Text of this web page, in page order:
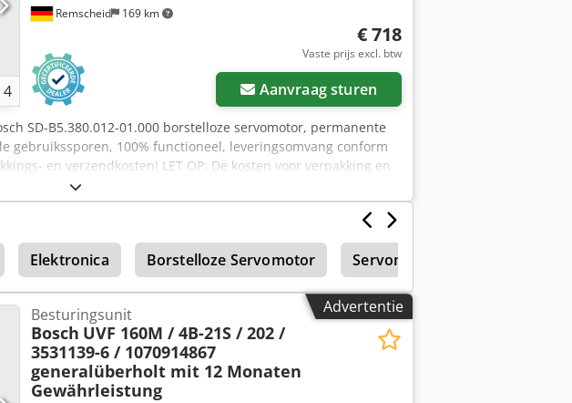
4
Remscheid 169 km
€ 718
Vaste prijs excl. btw
Aanvraag sturen
SD-B5.380.012-01.000 borstelloze servomotor, permanente
gebruikssporen, 100% functioneel, leveringsomvang conform
en verzendkosten! LET OP: De kosten voor verpakking en
Cjdei D Hblopfx Aiqsha
Elektronica Borstelloze Servomotor Servomotor
Advertentie
Besturingsunit
Bosch UVF 160M / 4B-21S / 202 /
3531139-6 / 1070914867
generalüberholt mit 12 Monaten
Gewährleistung